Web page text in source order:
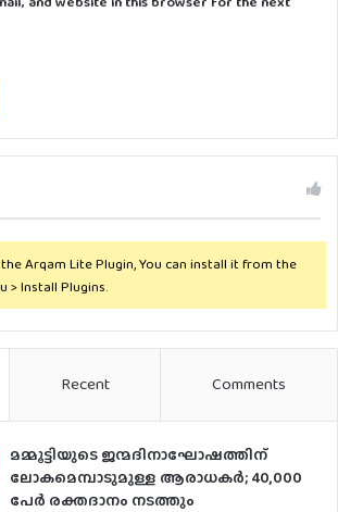
Arqam Lite Plugin, You can install it from the
> Install Plugins.
Recent Comments
മമ്മൂട്ടിയുടെ ജന്മദിനാഘോഷത്തിന്
ലോകമെമ്പാടുമുള്ള ആരാധകര്‍; 40,000
പേര്‍ രക്തദാനം നടത്തും